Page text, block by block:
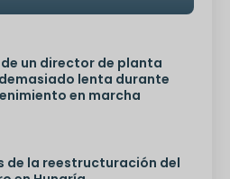
un director de planta
lenta durante
en marcha
de la reestructuración del